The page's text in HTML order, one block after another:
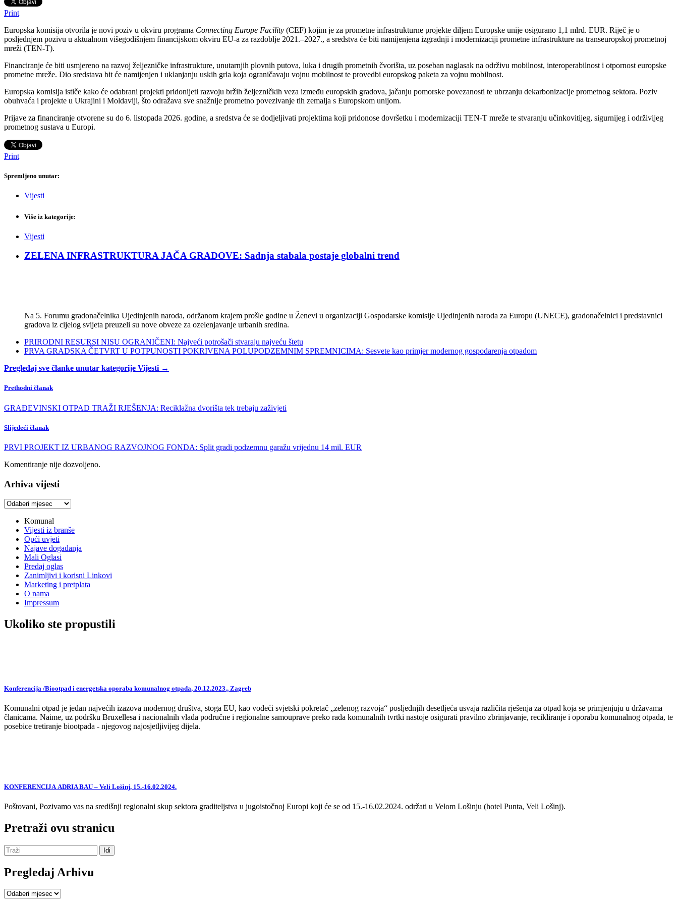
Print
Europska komisija otvorila je novi poziv u okviru programa Connecting Europe Facility (CEF) kojim je za prometne infrastrukturne projekte diljem Europske unije osigurano 1,1 mlrd. EUR. Riječ je o
posljednjem pozivu u aktualnom višegodišnjem financijskom okviru EU-a za razdoblje 2021.–2027., a sredstva će biti namijenjena izgradnji i modernizaciji prometne infrastrukture na transeuropskoj prometnoj
mreži (TEN-T).
Financiranje će biti usmjereno na razvoj željezničke infrastrukture, unutarnjih plovnih putova, luka i drugih prometnih čvorišta, uz poseban naglasak na održivu mobilnost, interoperabilnost i otpornost europske
prometne mreže. Dio sredstava bit će namijenjen i uklanjanju uskih grla koja ograničavaju vojnu mobilnost te provedbi europskog paketa za vojnu mobilnost.
Europska komisija ističe kako će odabrani projekti pridonijeti razvoju bržih željezničkih veza između europskih gradova, jačanju pomorske povezanosti te ubrzanju dekarbonizacije prometnog sektora. Poziv
obuhvaća i projekte u Ukrajini i Moldaviji, što odražava sve snažnije prometno povezivanje tih zemalja s Europskom unijom.
Prijave za financiranje otvorene su do 6. listopada 2026. godine, a sredstva će se dodjeljivati projektima koji pridonose dovršetku i modernizaciji TEN-T mreže te stvaranju učinkovitijeg, sigurnijeg i održivijeg
prometnog sustava u Europi.
Print
Spremljeno unutar:
Vijesti
Više iz kategorije:
Vijesti
ZELENA INFRASTRUKTURA JAČA GRADOVE: Sadnja stabala postaje globalni trend
Na 5. Forumu gradonačelnika Ujedinjenih naroda, održanom krajem prošle godine u Ženevi u organizaciji Gospodarske komisije Ujedinjenih naroda za Europu (UNECE), gradonačelnici i predstavnici
gradova iz cijelog svijeta preuzeli su nove obveze za ozelenjavanje urbanih sredina.
PRIRODNI RESURSI NISU OGRANIČENI: Najveći potrošači stvaraju najveću štetu
PRVA GRADSKA ČETVRT U POTPUNOSTI POKRIVENA POLUPODZEMNIM SPREMNICIMA: Sesvete kao primjer modernog gospodarenja otpadom
Pregledaj sve članke unutar kategorije Vijesti →
Prethodni članak
GRAĐEVINSKI OTPAD TRAŽI RJEŠENJA: Reciklažna dvorišta tek trebaju zaživjeti
Slijedeći članak
PRVI PROJEKT IZ URBANOG RAZVOJNOG FONDA: Split gradi podzemnu garažu vrijednu 14 mil. EUR
Komentiranje nije dozvoljeno.
Arhiva vijesti
Arhiva
Komunal
Vijesti iz branše
Opći uvjeti
Najave događanja
Mali Oglasi
Predaj oglas
Zanimljivi i korisni Linkovi
Marketing i pretplata
O nama
Impressum
Ukoliko ste propustili
Konferencija /Biootpad i energetska oporaba komunalnog otpada, 20.12.2023., Zagreb
Komunalni otpad je jedan najvećih izazova modernog društva, stoga EU, kao vodeći svjetski pokretač „zelenog razvoja“ posljednjih desetljeća usvaja različita rješenja za otpad koja se primjenjuju u državama
članicama. Naime, uz podršku Bruxellesa i nacionalnih vlada područne i regionalne samouprave preko rada komunalnih tvrtki nastoje osigurati pravilno zbrinjavanje, recikliranje i oporabu komunalnog otpada, te
posebice tretiranje biootpada - njegovog najosjetljivijeg dijela.
KONFERENCIJA ADRIA BAU – Veli Lošinj, 15.-16.02.2024.
Poštovani, Pozivamo vas na središnji regionalni skup sektora graditeljstva u jugoistočnoj Europi koji će se od 15.-16.02.2024. održati u Velom Lošinju (hotel Punta, Veli Lošinj).
Pretraži ovu stranicu
Pregledaj Arhivu
Pregledaj